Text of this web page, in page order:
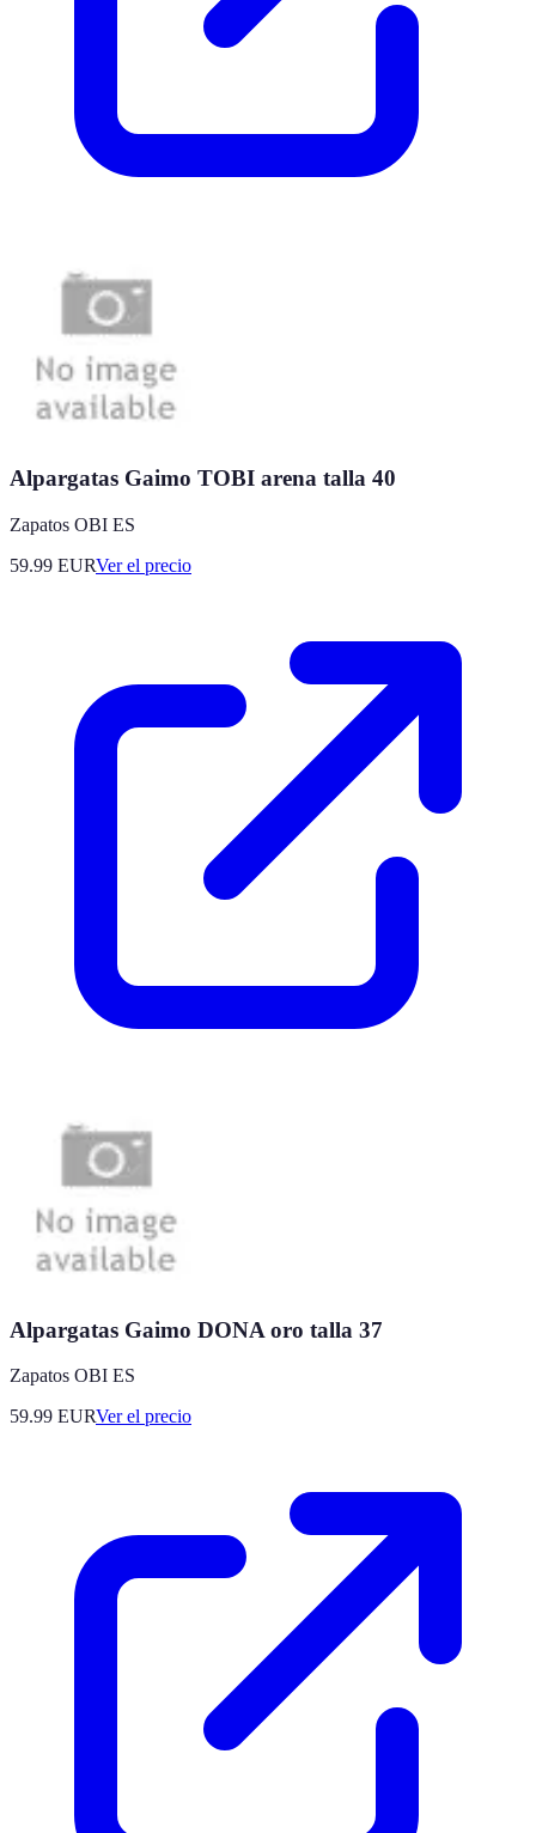
Alpargatas Gaimo TOBI arena talla 40
Zapatos OBI ES
59.99 EURVer el precio
Alpargatas Gaimo DONA oro talla 37
Zapatos OBI ES
59.99 EURVer el precio